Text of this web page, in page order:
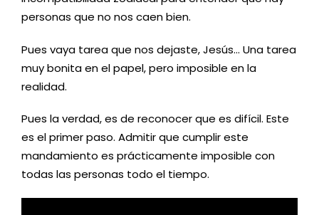
personas que no nos caen bien.
Pues vaya tarea que nos dejaste, Jesús… Una tarea
muy bonita en el papel, pero imposible en la
realidad.
Pues la verdad, es de reconocer que es difícil. Este
es el primer paso. Admitir que cumplir este
mandamiento es prácticamente imposible con
todas las personas todo el tiempo.